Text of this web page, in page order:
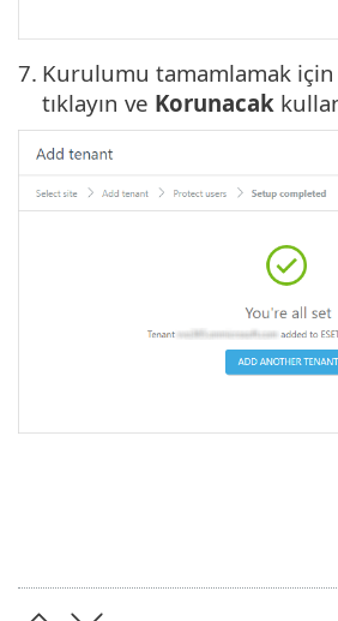
7. Kurulumu tamamlamak için
tıklayın ve Korunacak